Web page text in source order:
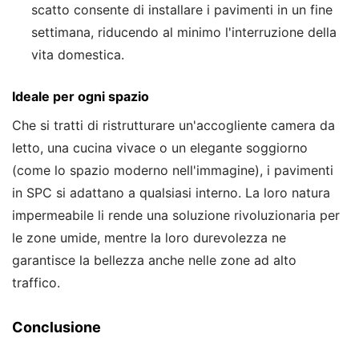
scatto consente di installare i pavimenti in un fine
settimana, riducendo al minimo l'interruzione della
vita domestica.
Ideale per ogni spazio
Che si tratti di ristrutturare un'accogliente camera da
letto, una cucina vivace o un elegante soggiorno
(come lo spazio moderno nell'immagine), i pavimenti
in SPC si adattano a qualsiasi interno. La loro natura
impermeabile li rende una soluzione rivoluzionaria per
le zone umide, mentre la loro durevolezza ne
garantisce la bellezza anche nelle zone ad alto
traffico.
Conclusione